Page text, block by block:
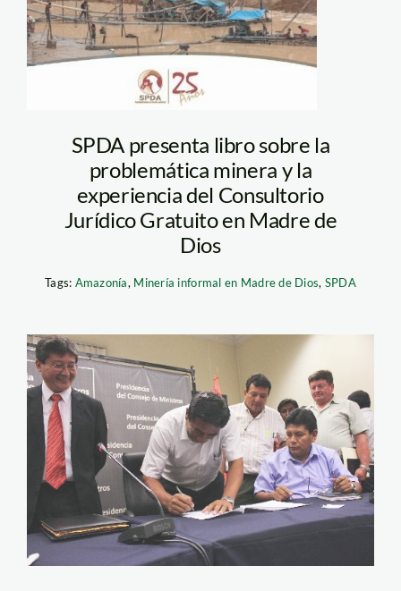
SPDA presenta libro sobre la
problemática minera y la
experiencia del Consultorio
Jurídico Gratuito en Madre de
Dios
Tags: Amazonía, Minería informal en Madre de Dios, SPDA